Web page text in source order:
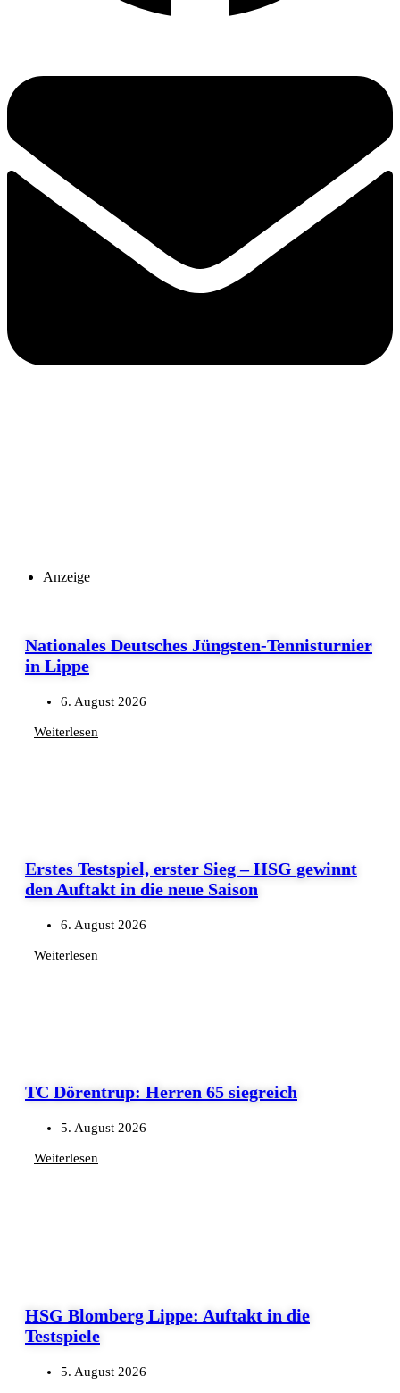
Anzeige
Nationales Deutsches Jüngsten-Tennisturnier
in Lippe
6. August 2026
Weiterlesen
Erstes Testspiel, erster Sieg – HSG gewinnt
den Auftakt in die neue Saison
6. August 2026
Weiterlesen
TC Dörentrup: Herren 65 siegreich
5. August 2026
Weiterlesen
HSG Blomberg Lippe: Auftakt in die
Testspiele
5. August 2026